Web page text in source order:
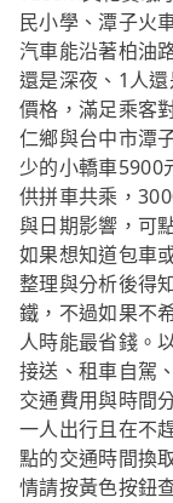
民小學、潭子火
汽車能沿著柏油
還是深夜、1人
價格，滿足乘客
仁鄉與台中市潭
少的小轎車
供拼車共乘，
與日期影響，可
如果想知道包車
整理與分析後得
鐵，不過如果不
人時能最省錢。
接送、租車自駕
交通費用與時間
一人出行且在不
點的交通時間換
情請按黃色按鈕